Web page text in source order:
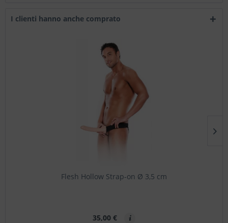
I clienti hanno anche comprato
Flesh Hollow Strap-on Ø 3,5 cm
35,00 €